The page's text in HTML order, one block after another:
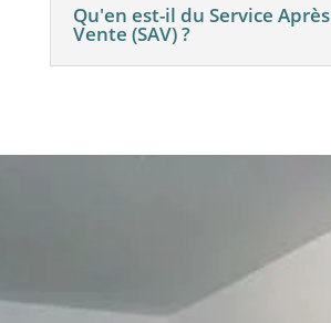
Qu'en est-il du Service Après
Vente (SAV) ?
RENDEZ-VOUS